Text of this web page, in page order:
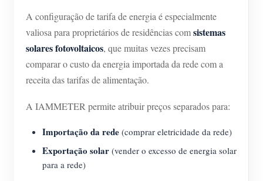
A configuração de tarifa de energia é especialmente
valiosa para proprietários de residências comsistemas
solares fotovoltaicos, que muitas vezes precisam
comparar o custo da energia importada da rede com a
receita das tarifas de alimentação.
A IAMMETER permite atribuir preços separados para:
Importação da rede (comprar eletricidade da rede)
Exportação solar (vender o excesso de energia solar
para a rede)